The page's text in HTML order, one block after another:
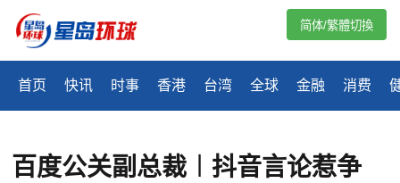
首页 快讯 时事 香港 台湾 全球 金融 消费
简体/繁體切換
百度公关副总裁︱抖音言论惹争